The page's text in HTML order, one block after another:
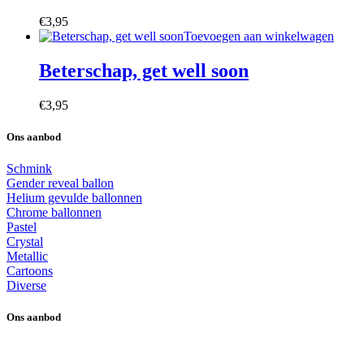
€3,95
Toevoegen aan winkelwagen
Beterschap, get well soon
€3,95
Ons aanbod
Schmink
Gender reveal ballon
Helium gevulde ballonnen
Chrome ballonnen
Pastel
Crystal
Metallic
Cartoons
Diverse
Ons aanbod